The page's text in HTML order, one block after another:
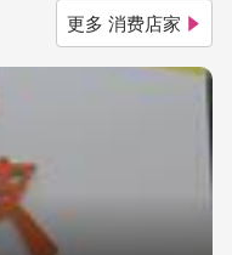
更多 消费店家